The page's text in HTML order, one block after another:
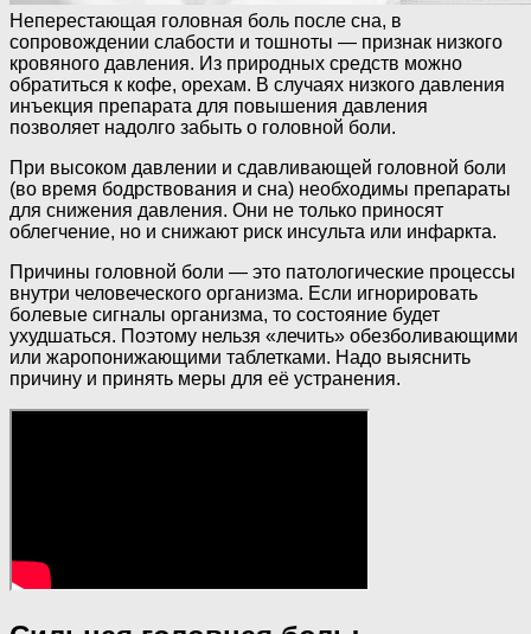
Неперестающая головная боль после сна, в
сопровождении слабости и тошноты — признак низкого
кровяного давления. Из природных средств можно
обратиться к кофе, орехам. В случаях низкого давления
инъекция препарата для повышения давления
позволяет надолго забыть о головной боли.
При высоком давлении и сдавливающей головной боли
(во время бодрствования и сна) необходимы препараты
для снижения давления. Они не только приносят
облегчение, но и снижают риск инсульта или инфаркта.
Причины головной боли — это патологические процессы
внутри человеческого организма. Если игнорировать
болевые сигналы организма, то состояние будет
ухудшаться. Поэтому нельзя «лечить» обезболивающими
или жаропонижающими таблетками. Надо выяснить
причину и принять меры для её устранения.